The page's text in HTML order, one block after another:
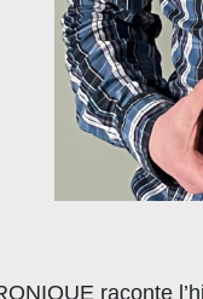
raconte